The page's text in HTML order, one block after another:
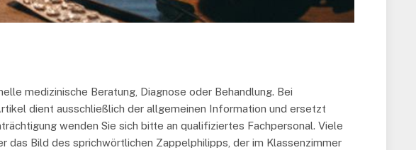
medizinische Beratung, Diagnose oder Behandlung. Bei
dient ausschließlich der allgemeinen Information und ersetzt
wenden Sie sich bitte an qualifiziertes Fachpersonal. Viele
Bild des sprichwörtlichen Zappelphilipps, der im Klassenzimmer